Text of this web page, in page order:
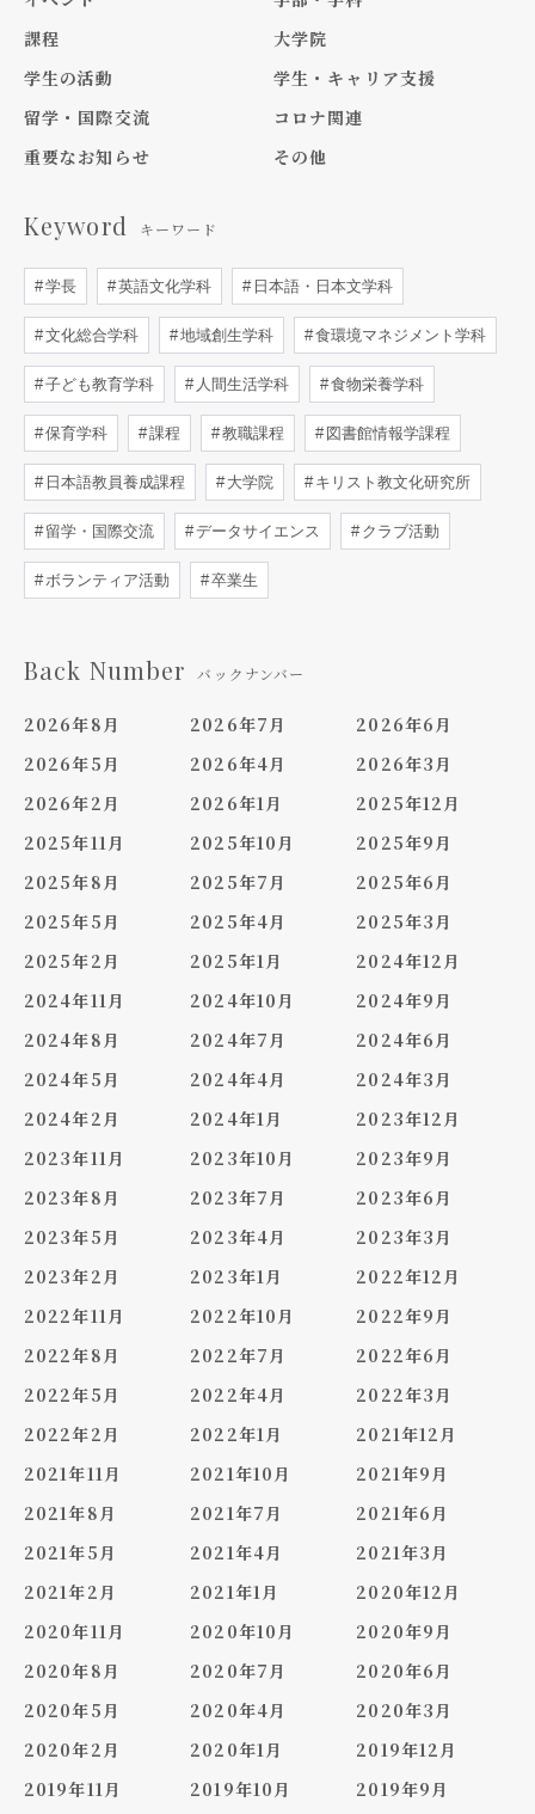
課程
大学院
学生の活動
学生・キャリア支援
留学・国際交流
コロナ関連
重要なお知らせ
その他
Keyword キーワード
学長 英語文化学科 日本語・日本文学科
文化総合学科 地域創生学科 食環境マネジメント学科
子ども教育学科 人間生活学科 食物栄養学科
保育学科 課程 教職課程 図書館情報学課程
日本語教員養成課程 大学院 キリスト教文化研究所
留学・国際交流 データサイエンス クラブ活動
ボランティア活動 卒業生
Back Number バックナンバー
2026年8月 2026年7月
2026年6月
2026年5月
2026年4月
2026年3月
2026年2月
2026年1月
2025年12月
2025年11月
2025年10月
2025年9月
2025年8月
2025年7月
2025年6月
2025年5月
2025年4月
2025年3月
2025年2月
2025年1月
2024年12月
2024年11月
2024年10月
2024年9月
2024年8月
2024年7月
2024年6月
2024年5月
2024年4月
2024年3月
2024年2月
2024年1月
2023年12月
2023年11月
2023年10月
2023年9月
2023年8月
2023年7月
2023年6月
2023年5月
2023年4月
2023年3月
2023年2月
2023年1月
2022年12月
2022年11月
2022年10月
2022年9月
2022年8月
2022年7月
2022年6月
2022年5月
2022年4月
2022年3月
2022年2月
2022年1月
2021年12月
2021年11月
2021年10月
2021年9月
2021年8月
2021年7月
2021年6月
2021年5月
2021年4月
2021年3月
2021年2月
2021年1月
2020年12月
2020年11月
2020年10月
2020年9月
2020年8月
2020年7月
2020年6月
2020年5月
2020年4月
2020年3月
2020年2月
2020年1月
2019年12月
2019年11月
2019年10月
2019年9月